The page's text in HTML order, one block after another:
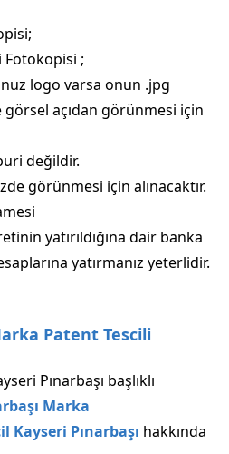
Fotokopisi ;
logo varsa onun .jpg
açıdan görünmesi için
değildir.
görünmesi için alınacaktır.
yatırıldığına dair banka
yatırmanız yeterlidir.
Patent Tescili
Pınarbaşı başlıklı
Marka
Kayseri Pınarbaşı hakkında